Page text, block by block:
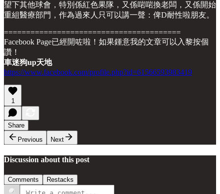
望下其他球會，特別係紅色果隊，又係啱啱換老闆，又係開始
重組醫療部門，作為過來人只可以講一聲：俾D耐性啦朋友。
========================================
Facebook Page已經開咗啦！如果鍾意我的文章可以入黎按個
讚！
車迷狗up天地
https://www.facebook.com/profile.php?id=61566593983419
1
Share
Previous
Next
Discussion about this post
Comments Restacks